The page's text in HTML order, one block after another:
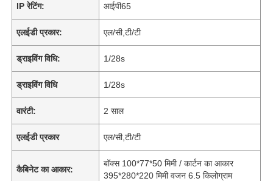
IP रेटिंग: आईपी65
एलईडी प्रकार: एल/सी,टी/टी
ड्राइविंग विधि: 1/28s
ड्राइविंग विधि 1/28s
वारंटी: 2 साल
एलईडी प्रकार एल/सी,टी/टी
कैबिनेट का आकार:
बॉक्स 100*77*50 मिमी / कार्टन का आकार
395*280*220 मिमी वजन 6.5 किलोग्राम